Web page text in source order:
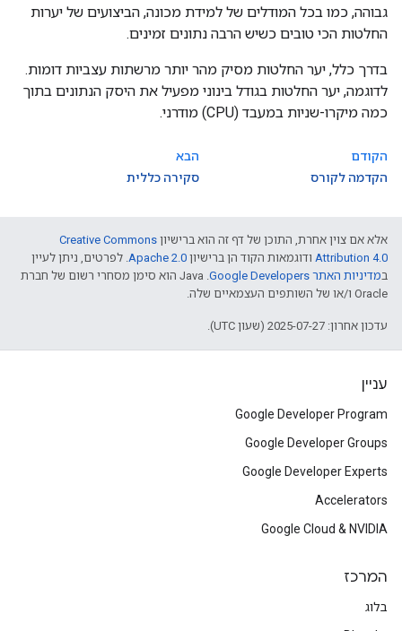
גבוהה, כמו בכל המודלים של למידת מכונה, הביצועים של יערות
החלטות הכי טובים כשיש הרבה נתונים זמינים.
בדרך כלל, יער החלטות מסיק מהר יותר מרשתות עצביות דומות.
לדוגמה, יער החלטות בגודל בינוני מפעיל את היסק הנתונים בתוך
כמה מיקרו-שניות במעבד (CPU) מודרני.
הקודם
הקדמה לקורס
הבא
סקירה כללית
אלא אם צוין אחרת, התוכן של דף זה הוא ברישיון Creative Commons
Attribution 4.0 ודוגמאות הקוד הן ברישיון Apache 2.0. לפרטים, ניתן לעיין
במדיניות האתר Google Developers‏
.‏ Java הוא סימן מסחרי רשום של חברת
Oracle ו/או של השותפים העצמאיים שלה.
עדכון אחרון: 2025-07-27 (שעון UTC).
עניין
Google Developer Program
Google Developer Groups
Google Developer Experts
Accelerators
Google Cloud & NVIDIA
המרכז
בלוג